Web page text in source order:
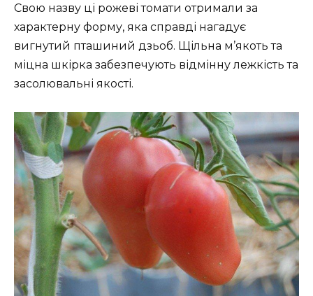
Свою назву ці рожеві томати отримали за
характерну форму, яка справді нагадує
вигнутий пташиний дзьоб. Щільна м’якоть та
міцна шкірка забезпечують відмінну лежкість та
засолювальні якості.